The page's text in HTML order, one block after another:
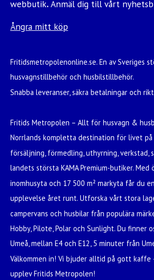
webbutik.Anmäl dig till vårt
Ångra mitt köp
Fritidsmetropolenonline.se. En av Sveriges
husvagnstillbehör och husbilstillbehör.
Snabba leveranser, säkra betalningar och
Fritids Metropolen – Allt för husvagn &
Norrlands kompletta destination för livet på
försäljning, förmedling, uthyrning, verkstad,
landets största KAMA Premium-butiker. Med
inomhusyta och 17 500 m² markyta får du
upplevelse året runt. Utforska vårt stora
campervans och husbilar från populära
Hobby, Pilote, Polar och Sunlight. Du finner
Umeå, mellan E4 och E12, 5 minuter från
Välkommen in! Vi bjuder alltid på gott kaffe
upplev Fritids Metropolen!